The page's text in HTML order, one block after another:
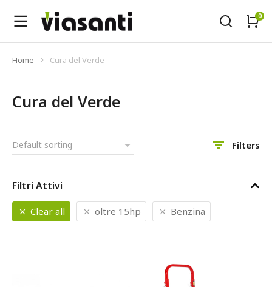
Tu sei qui:
Home Cura del Verde
Cura del Verde
Filters
Filtri Attivi
Clear all oltre 15hp Benzina